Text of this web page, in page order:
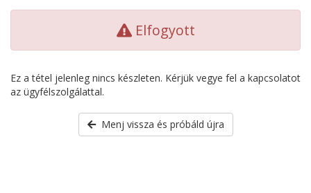
Elfogyott
Ez a tétel jelenleg nincs készleten. Kérjük vegye fel a kapcsolatot
az ügyfélszolgálattal.
Menj vissza és próbáld újra